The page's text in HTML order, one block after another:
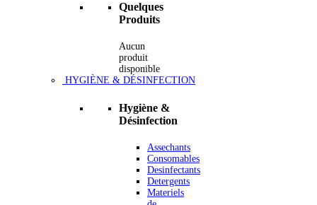
Quelques
Produits
Aucun
produit
disponible
HYGIÈNE & DÉSINFECTION
Hygiène &
Désinfection
Assechants
Consomables
Desinfectants
Detergents
Materiels